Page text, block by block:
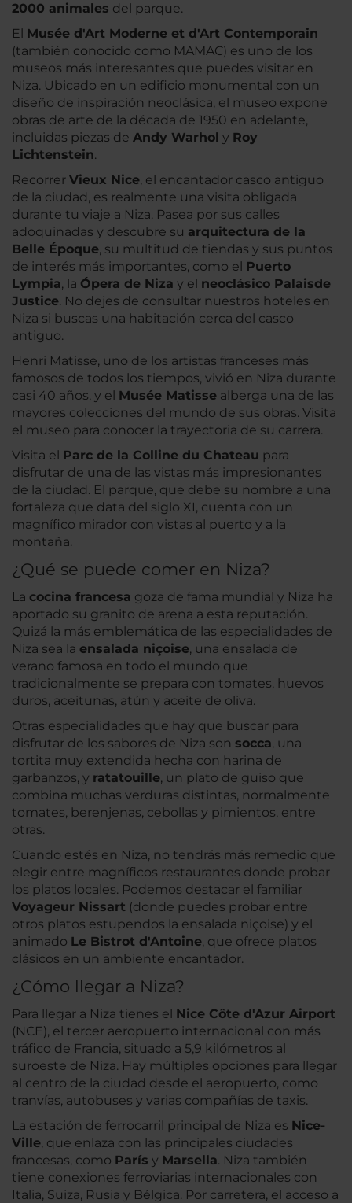
2000 animales del parque.
El Musée d'Art Moderne et d'Art Contemporain
(también conocido como MAMAC) es uno de los
museos más interesantes que puedes visitar en
Niza. Ubicado en un edificio monumental con un
diseño de inspiración neoclásica, el museo expone
obras de arte de la década de 1950 en adelante,
incluidas piezas de Andy Warhol y Roy
Lichtenstein.
Recorrer Vieux Nice, el encantador casco antiguo
de la ciudad, es realmente una visita obligada
durante tu viaje a Niza. Pasea por sus calles
adoquinadas y descubre su arquitectura de la
Belle Époque, su multitud de tiendas y sus puntos
de interés más importantes, como el Puerto
Lympia, la Ópera de Niza y el neoclásico Palaisde
Justice. No dejes de consultar nuestros hoteles en
Niza si buscas una habitación cerca del casco
antiguo.
Henri Matisse, uno de los artistas franceses más
famosos de todos los tiempos, vivió en Niza durante
casi 40 años, y el Musée Matisse alberga una de las
mayores colecciones del mundo de sus obras. Visita
el museo para conocer la trayectoria de su carrera.
Visita el Parc de la Colline du Chateau para
disfrutar de una de las vistas más impresionantes
de la ciudad. El parque, que debe su nombre a una
fortaleza que data del siglo XI, cuenta con un
magnífico mirador con vistas al puerto y a la
montaña.
¿Qué se puede comer en Niza?
La cocina francesa goza de fama mundial y Niza ha
aportado su granito de arena a esta reputación.
Quizá la más emblemática de las especialidades de
Niza sea la ensalada niçoise, una ensalada de
verano famosa en todo el mundo que
tradicionalmente se prepara con tomates, huevos
duros, aceitunas, atún y aceite de oliva.
Otras especialidades que hay que buscar para
disfrutar de los sabores de Niza son socca, una
tortita muy extendida hecha con harina de
garbanzos, y ratatouille, un plato de guiso que
combina muchas verduras distintas, normalmente
tomates, berenjenas, cebollas y pimientos, entre
otras.
Cuando estés en Niza, no tendrás más remedio que
elegir entre magníficos restaurantes donde probar
los platos locales. Podemos destacar el familiar
Voyageur Nissart (donde puedes probar entre
otros platos estupendos la ensalada niçoise) y el
animado Le Bistrot d'Antoine, que ofrece platos
clásicos en un ambiente encantador.
¿Cómo llegar a Niza?
Para llegar a Niza tienes el Nice Côte d'Azur Airport
(NCE), el tercer aeropuerto internacional con más
tráfico de Francia, situado a 5,9 kilómetros al
suroeste de Niza. Hay múltiples opciones para llegar
al centro de la ciudad desde el aeropuerto, como
tranvías, autobuses y varias compañías de taxis.
La estación de ferrocarril principal de Niza es Nice-
Ville, que enlaza con las principales ciudades
francesas, como París y Marsella. Niza también
tiene conexiones ferroviarias internacionales con
Italia, Suiza, Rusia y Bélgica. Por carretera, el acceso a